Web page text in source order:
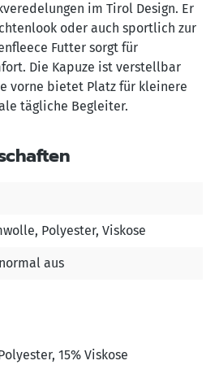
im Tirol Design. Er
oder auch sportlich zur
Futter sorgt für
Die Kapuze ist verstellbar
vorne bietet Platz für kleinere
tägliche Begleiter.
, Polyester, Viskose
aus
15% Viskose